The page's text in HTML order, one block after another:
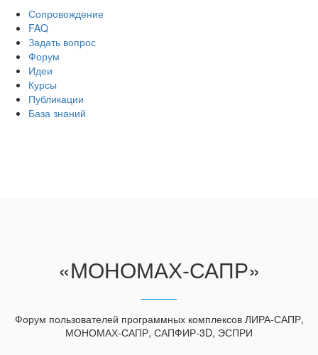
Сопровождение
FAQ
Задать вопрос
Форум
Идеи
Курсы
Публикации
База знаний
«МОНОМАХ-САПР»
Форум пользователей программных комплексов ЛИРА-САПР,
МОНОМАХ-САПР, САПФИР-3D, ЭСПРИ